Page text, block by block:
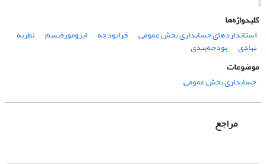
کلیدواژه‌ها
استانداردهای حسابداری بخش عمومی
فرابودجه ایزومورفیسم نظریه
نهادی
بودجه‌بندی
موضوعات
حسابداری بخش عمومی
مراجع